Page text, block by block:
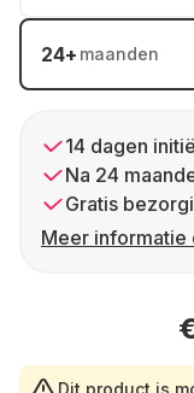
24+ maanden
14 dagen
Na 24
Gratis
Meer
Dit product is